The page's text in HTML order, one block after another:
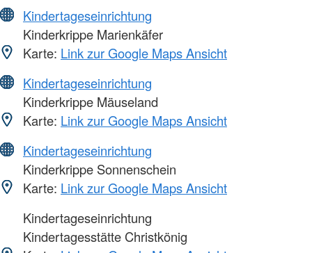
Kindertageseinrichtung
Kinderkrippe Marienkäfer
Karte: Link zur Google Maps Ansicht
Kindertageseinrichtung
Kinderkrippe Mäuseland
Karte: Link zur Google Maps Ansicht
Kindertageseinrichtung
Kinderkrippe Sonnenschein
Karte: Link zur Google Maps Ansicht
Kindertageseinrichtung
Kindertagesstätte Christkönig